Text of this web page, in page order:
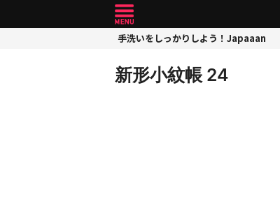
手洗いをしっかりしよう！Japaaan
新形小紋帳 24